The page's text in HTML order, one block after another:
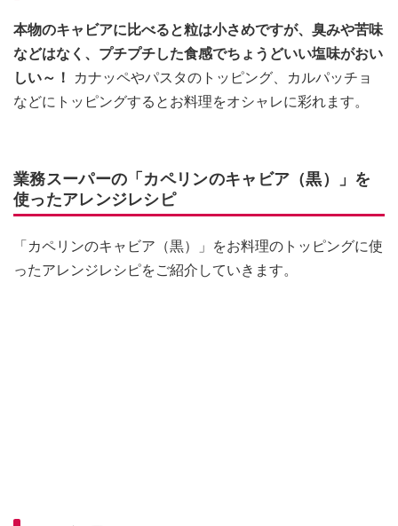
本物のキャビアに比べると粒は小さめですが、臭みや苦味
などはなく、プチプチした食感でちょうどいい塩味がおい
しい～！
カナッペやパスタのトッピング、カルパッチョ
などにトッピングするとお料理をオシャレに彩れます。
業務スーパーの「カペリンのキャビア（黒）」を
使ったアレンジレシピ
「カペリンのキャビア（黒）」をお料理のトッピングに使
ったアレンジレシピをご紹介していきます。